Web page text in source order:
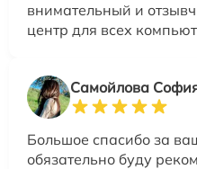
внимательный и
центр для всех
Самойлова
Большое спасибо за
обязательно буду